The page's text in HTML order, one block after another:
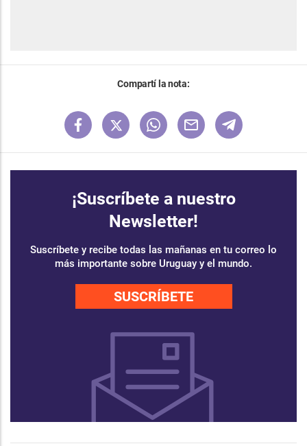
Compartí la nota:
¡Suscríbete a nuestro
Newsletter!
Suscríbete y recibe todas las mañanas en tu correo lo
más importante sobre Uruguay y el mundo.
SUSCRÍBETE